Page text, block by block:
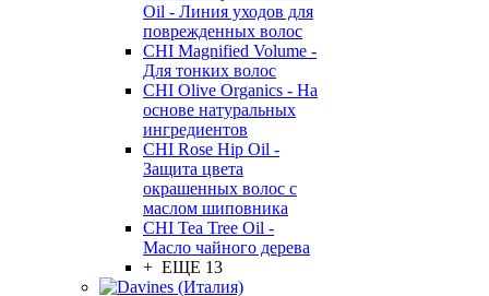
Oil - Линия уходов для
поврежденных волос
CHI Magnified Volume -
Для тонких волос
CHI Olive Organics - На
основе натуральных
ингредиентов
CHI Rose Hip Oil -
Защита цвета
окрашенных волос с
маслом шиповника
CHI Tea Tree Oil -
Масло чайного дерева
+ ЕЩЕ 13